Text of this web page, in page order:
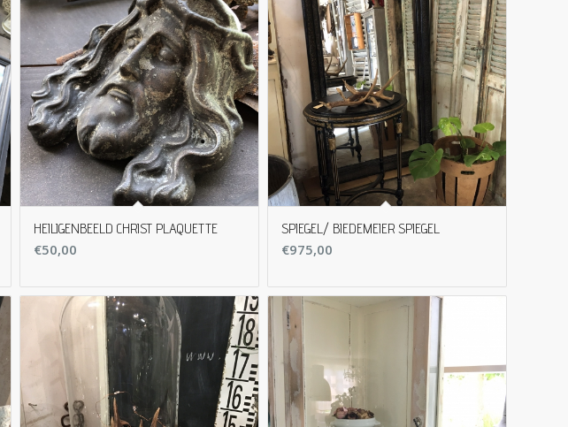
HEILIGENBEELD CHRIST PLAQUETTE
€50,00
SPIEGEL/ BIEDEMEIER SPIEGEL
€975,00